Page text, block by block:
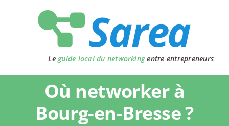
Le guide local du networkingentre entrepreneurs
Où networker à
Bourg-en-Bresse ?